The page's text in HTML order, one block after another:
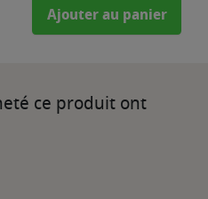
Ajouter au panier
ce produit ont